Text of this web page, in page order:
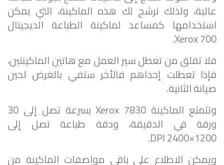
عالية، ولذلك نرشح لك هذه الماكينة، التي يمكن
استخدامها كمساعد لماكينة الطباعة الديجيتال
Xerox 700
.
فلا تقلق من تعطل سير العمل مع هاتين الماكينتين،
فإذا تعطلت إحداهم فالأخر ستفي بالغرض لحين
صيانة الثانية.
وتتمتع الماكينة Xerox 7830 بسرعة تصل إلى 30
ورقة في الدقيقة، ودقة طباعة تصل إلى
1200×2400
DPI
.
ويمكن الاطلاع على باقي مواصفات الماكينة من